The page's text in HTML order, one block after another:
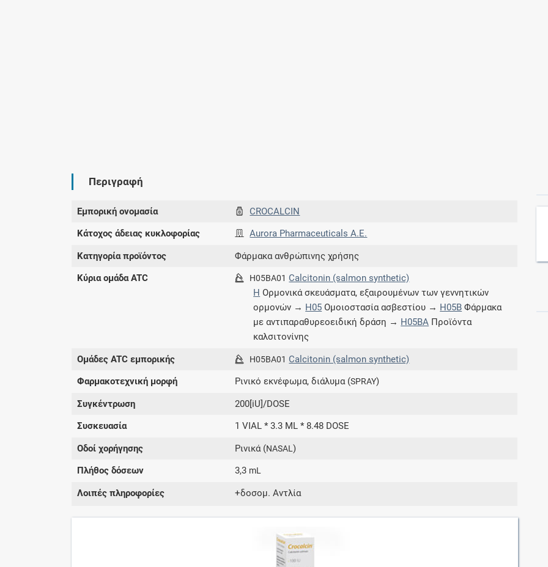
επιπλέον παροχές των συνδρομητικών
Ενδείξεις και αγωγές
Βρείτε θεραπευτικές ενδείξεις και αγωγές για
νόσους, συμπτώματα και ιατρικές πράξεις
Μοιραζόμαστε μαζί σας γεγονότα της
Περιγραφή
Εμπορική ονομασία CROCALCIN
Κάτοχος άδειας κυκλοφορίας Aurora Pharmaceuticals Α.Ε.
Κατηγορία προϊόντος Φάρμακα ανθρώπινης χρήσης
Κύρια ομάδα ATC H05BA01 Calcitonin (salmon synthetic)
H Ορμονικά σκευάσματα, εξαιρουμένων των γεννητικών
ορμονών → H05 Ομοιοστασία ασβεστίου → H05B Φάρμακα
με αντιπαραθυρεοειδική δράση → H05BA Προϊόντα
καλσιτονίνης
Ομάδες ATC εμπορικής H05BA01 Calcitonin (salmon synthetic)
Φαρμακοτεχνική μορφή Ρινικό εκνέφωμα, διάλυμα (SPRAY)
Συγκέντρωση 200[iU]/DOSE
Συσκευασία 1 VIAL * 3.3 ML * 8.48 DOSE
Οδοί χορήγησης Ρινικά (NASAL)
Πλήθος δόσεων 3,3 mL
Λοιπές πληροφορίες +δοσομ. Αντλία